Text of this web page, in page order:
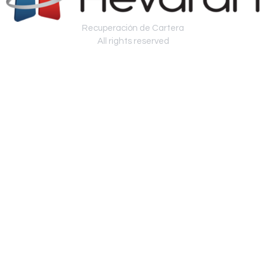
Recuperación de Cartera
All rights reserved